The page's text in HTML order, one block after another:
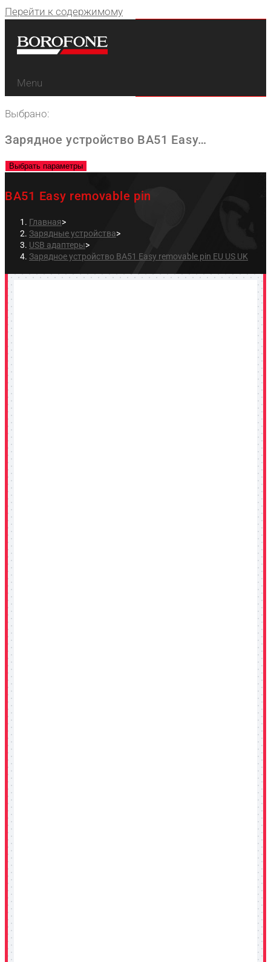
Перейти к содержимому
Menu
Выбрано:
Зарядное устройство BA51 Easy…
Выбрать параметры
BA51 Easy removable pin
Главная>
Зарядные устройства>
USB адаптеры>
Зарядное устройство BA51 Easy removable pin EU US UK